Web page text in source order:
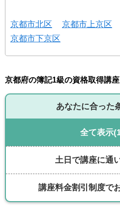
京都市北区 京都市上京区
京都市下京区
京都府の簿記1級の資格取得講
あなたに合った
全て表示
土日で講座に通
講座料金割引制度で